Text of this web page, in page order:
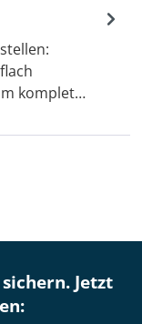
komplet…
Jetzt